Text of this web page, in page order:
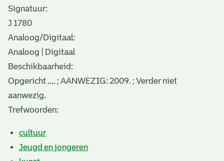
Signatuur:
J 1780
Analoog/Digitaal:
Analoog | Digitaal
Beschikbaarheid:
Opgericht .... ; AANWEZIG: 2009. ; Verder niet
aanwezig.
Trefwoorden:
cultuur
Jeugd en jongeren